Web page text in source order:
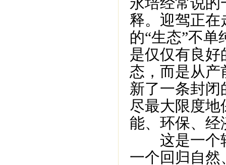
释。迎驾正在
的“生态”不
是仅仅有良
态，而是从
新了一条封
尽最大限度
能、环保、经
这是一个转
一个回归自